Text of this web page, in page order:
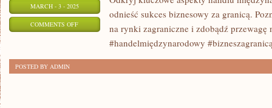
MARCH - 3 - 2025
COMMENTS OFFON
KLUCZOWE
odnieść sukces biznesowy za granicą.
na rynki zagraniczne i zdobądź przewagę
#handelmiędzynarodowy
POSTED BY ADMIN